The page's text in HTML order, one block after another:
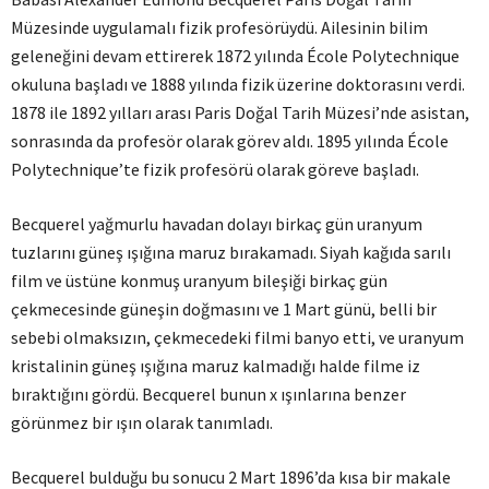
Müzesinde uygulamalı fizik profesörüydü. Ailesinin bilim
geleneğini devam ettirerek 1872 yılında École Polytechnique
okuluna başladı ve 1888 yılında fizik üzerine doktorasını verdi.
1878 ile 1892 yılları arası Paris Doğal Tarih Müzesi’nde asistan,
sonrasında da profesör olarak görev aldı. 1895 yılında École
Polytechnique’te fizik profesörü olarak göreve başladı.
Becquerel yağmurlu havadan dolayı birkaç gün uranyum
tuzlarını güneş ışığına maruz bırakamadı. Siyah kağıda sarılı
film ve üstüne konmuş uranyum bileşiği birkaç gün
çekmecesinde güneşin doğmasını ve 1 Mart günü, belli bir
sebebi olmaksızın, çekmecedeki filmi banyo etti, ve uranyum
kristalinin güneş ışığına maruz kalmadığı halde filme iz
bıraktığını gördü. Becquerel bunun x ışınlarına benzer
görünmez bir ışın olarak tanımladı.
Becquerel bulduğu bu sonucu 2 Mart 1896’da kısa bir makale